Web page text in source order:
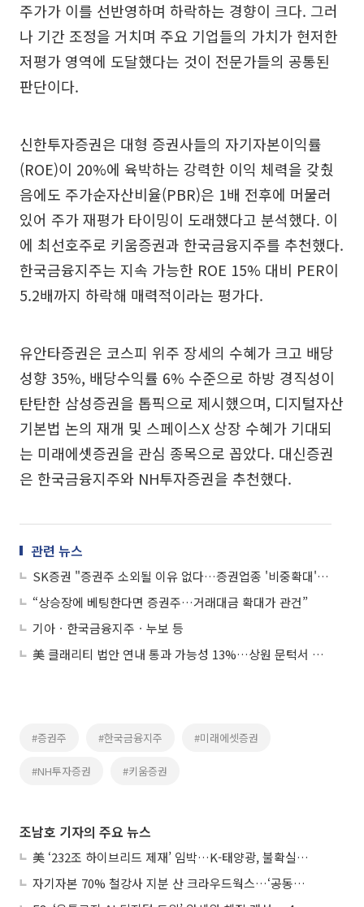
주가가 이를 선반영하며 하락하는 경향이 크다. 그러
나 기간 조정을 거치며 주요 기업들의 가치가 현저한
저평가 영역에 도달했다는 것이 전문가들의 공통된
판단이다.
신한투자증권은 대형 증권사들의 자기자본이익률
(ROE)이 20%에 육박하는 강력한 이익 체력을 갖췄
음에도 주가순자산비율(PBR)은 1배 전후에 머물러
있어 주가 재평가 타이밍이 도래했다고 분석했다. 이
에 최선호주로 키움증권과 한국금융지주를 추천했다.
한국금융지주는 지속 가능한 ROE 15% 대비 PER이
5.2배까지 하락해 매력적이라는 평가다.
유안타증권은 코스피 위주 장세의 수혜가 크고 배당
성향 35%, 배당수익률 6% 수준으로 하방 경직성이
탄탄한 삼성증권을 톱픽으로 제시했으며, 디지털자산
기본법 논의 재개 및 스페이스X 상장 수혜가 기대되
는 미래에셋증권을 관심 종목으로 꼽았다. 대신증권
은 한국금융지주와 NH투자증권을 추천했다.
관련 뉴스
SK증권 "증권주 소외될 이유 없다…증권업종 '비중확대' 유지"
“상승장에 베팅한다면 증권주…거래대금 확대가 관건”
기아ㆍ한국금융지주ㆍ누보 등
美 클래리티 법안 연내 통과 가능성 13%…상원 문턱서 제동
#증권주 #한국금융지주 #미래에셋증권
#NH투자증권 #키움증권
조남호 기자의 주요 뉴스
美 ‘232조 하이브리드 제재’ 임박…K-태양광, 불확실성 털고 날개 다나
자기자본 70% 철강사 지분 산 크라우드웍스…‘공동경영’으로 AI 시너지 낼까